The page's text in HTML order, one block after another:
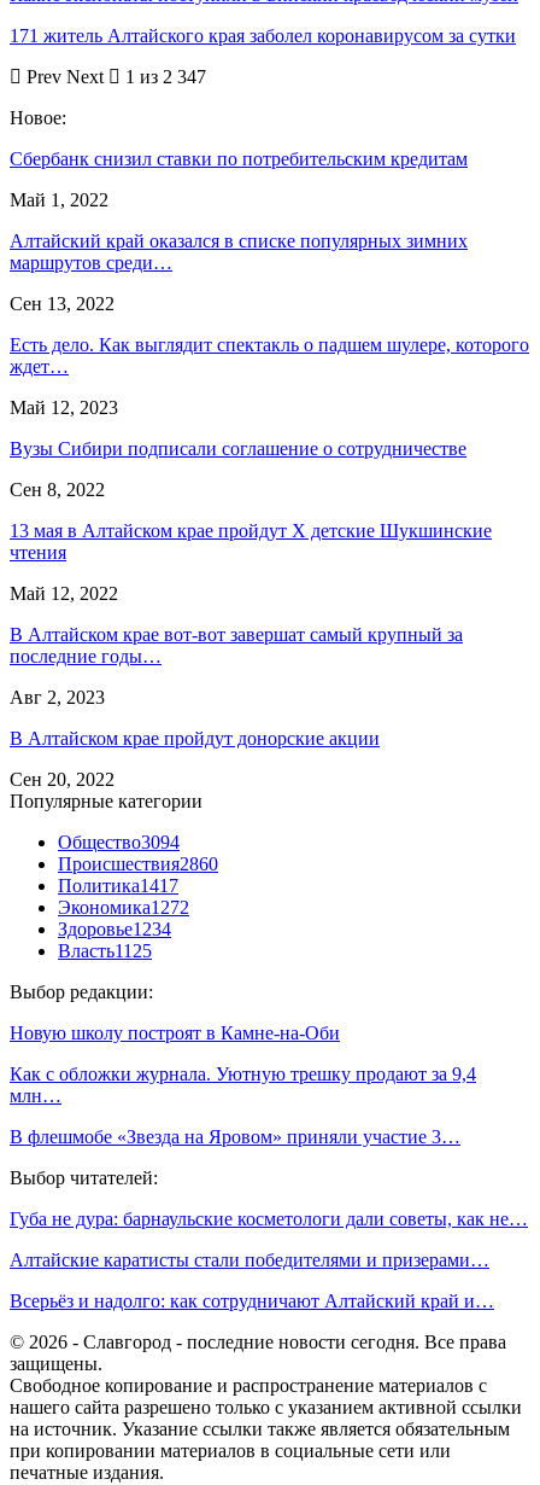
171 житель Алтайского края заболел коронавирусом за сутки
Prev Next
1 из 2 347
Новое:
Сбербанк снизил ставки по потребительским кредитам
Май 1, 2022
Алтайский край оказался в списке популярных зимних
маршрутов среди…
Сен 13, 2022
Есть дело. Как выглядит спектакль о падшем шулере, которого
ждет…
Май 12, 2023
Вузы Сибири подписали соглашение о сотрудничестве
Сен 8, 2022
13 мая в Алтайском крае пройдут X детские Шукшинские
чтения
Май 12, 2022
В Алтайском крае вот-вот завершат самый крупный за
последние годы…
Авг 2, 2023
В Алтайском крае пройдут донорские акции
Сен 20, 2022
Популярные категории
Общество3094
Происшествия2860
Политика1417
Экономика1272
Здоровье1234
Власть1125
Выбор редакции:
Новую школу построят в Камне-на-Оби
Как с обложки журнала. Уютную трешку продают за 9,4
млн…
В флешмобе «Звезда на Яровом» приняли участие 3…
Выбор читателей:
Губа не дура: барнаульские косметологи дали советы, как не…
Алтайские каратисты стали победителями и призерами…
Всерьёз и надолго: как сотрудничают Алтайский край и…
© 2026 - Славгород - последние новости сегодня. Все права
защищены.
Свободное копирование и распространение материалов с
нашего сайта разрешено только с указанием активной ссылки
на источник. Указание ссылки также является обязательным
при копировании материалов в социальные сети или
печатные издания.